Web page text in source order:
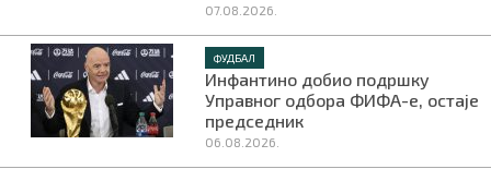
07.08.2026.
ФУДБАЛ
Инфантино добио подршку
Управног одбора ФИФА-е, остаје
председник
06.08.2026.